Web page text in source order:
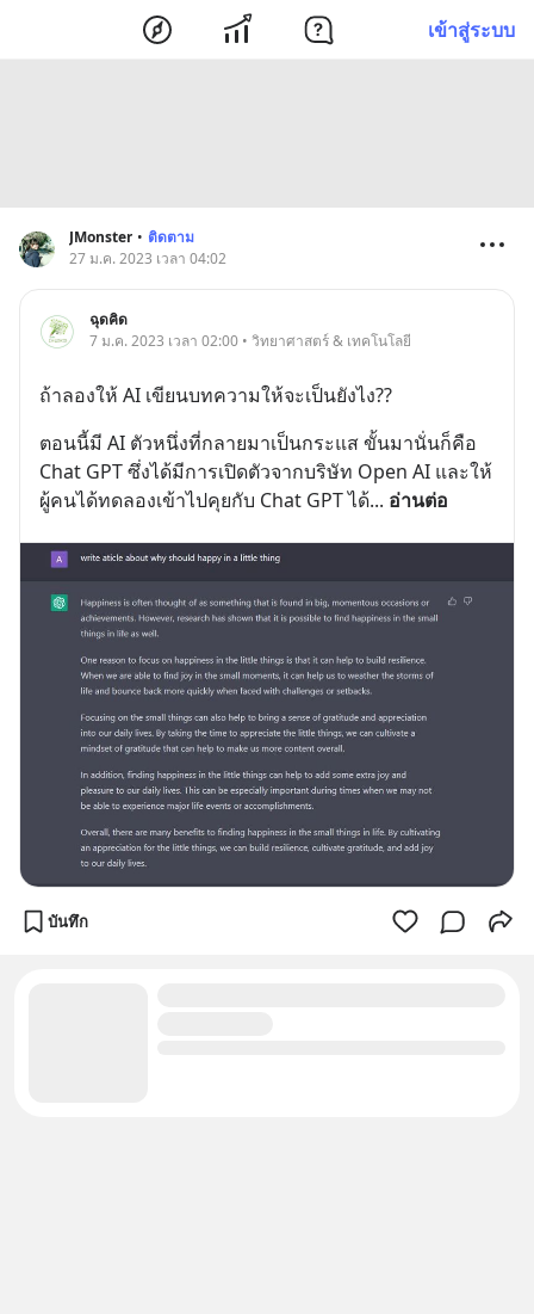
เข้าสู่ระบบ
JMonster • ติดตาม
27 ม.ค. 2023 เวลา 04:02
ฉุดคิด
7 ม.ค. 2023 เวลา 02:00 • วิทยาศาสตร์ & เทคโนโลยี
ถ้าลองให้ AI เขียนบทความให้จะเป็นยังไง??
ตอนนี้มี AI ตัวหนึ่งที่กลายมาเป็นกระแส ขั้นมานั่นก็คือ
Chat GPT ซึ่งได้มีการเปิดตัวจากบริษัท Open AI และให้
ผู้คนได้ทดลองเข้าไปคุยกับ Chat GPT ได้... อ่านต่อ
บันทึก